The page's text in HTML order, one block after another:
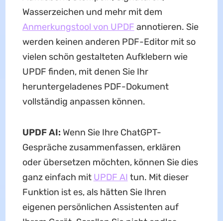
Wasserzeichen und mehr mit dem
Anmerkungstool von UPDF annotieren. Sie
werden keinen anderen PDF-Editor mit so
vielen schön gestalteten Aufklebern wie
UPDF finden, mit denen Sie Ihr
heruntergeladenes PDF-Dokument
vollständig anpassen können.
UPDF AI: Wenn Sie Ihre ChatGPT-
Gespräche zusammenfassen, erklären
oder übersetzen möchten, können Sie dies
ganz einfach mit UPDF AI tun. Mit dieser
Funktion ist es, als hätten Sie Ihren
eigenen persönlichen Assistenten auf